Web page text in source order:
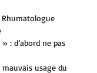
Rhumatologue
: d’abord ne pas
usage du